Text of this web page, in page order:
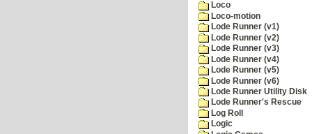
Loco
Loco-motion
Lode Runner (v1)
Lode Runner (v2)
Lode Runner (v3)
Lode Runner (v4)
Lode Runner (v5)
Lode Runner (v6)
Lode Runner Utility Disk
Lode Runner's Rescue
Log Roll
Logic